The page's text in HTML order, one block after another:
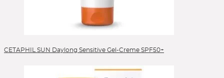
CETAPHIL SUN Daylong Sensitive Gel-Creme SPF50+